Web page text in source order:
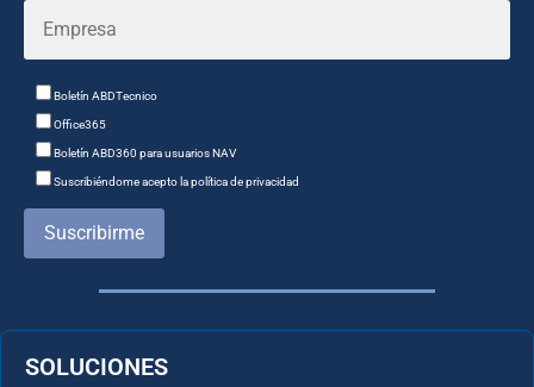
Boletín ABDTecnico
Office365
Boletín ABD360 para usuarios NAV
Suscribiéndome acepto la política de privacidad
Suscribirme
SOLUCIONES